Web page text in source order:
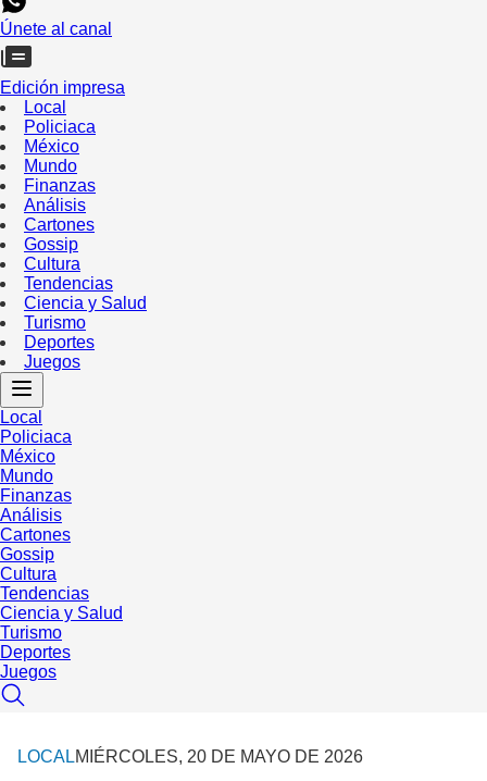
Únete al canal
Edición impresa
Local
Policiaca
México
Mundo
Finanzas
Análisis
Cartones
Gossip
Cultura
Tendencias
Ciencia y Salud
Turismo
Deportes
Juegos
Local
Policiaca
México
Mundo
Finanzas
Análisis
Cartones
Gossip
Cultura
Tendencias
Ciencia y Salud
Turismo
Deportes
Juegos
LOCALMIÉRCOLES, 20 DE MAYO DE 2026